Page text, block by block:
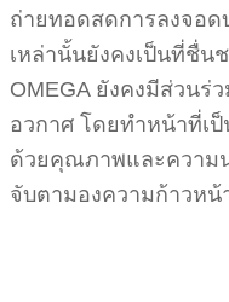
ถ่ายทอดสดการลงจอ
เหล่านั้นยังคงเป็นที่ชื่
OMEGA ยังคงมีส่วนร่
อวกาศ โดยทำหน้าที่เ
ด้วยคุณภาพและความ
จับตามองความก้าวห